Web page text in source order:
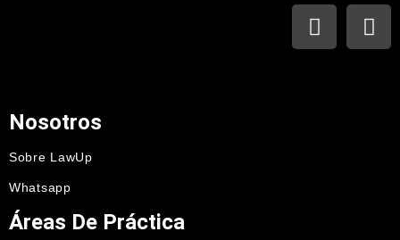
Nosotros
Sobre LawUp
Whatsapp
Áreas De Práctica